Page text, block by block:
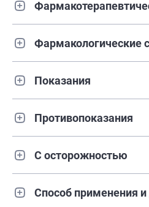
Фармакологические
Показания
Противопоказания
С осторожностью
Способ применения